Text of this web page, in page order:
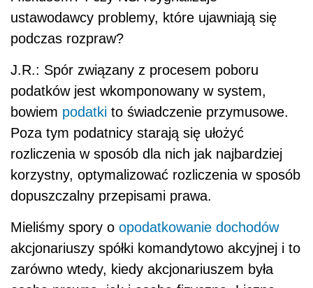
ustawodawcy problemy, które ujawniają się
podczas rozpraw?
J.R.: Spór związany z procesem poboru
podatków jest wkomponowany w system,
bowiem podatki to świadczenie przymusowe.
Poza tym podatnicy starają się ułożyć
rozliczenia w sposób dla nich jak najbardziej
korzystny, optymalizować rozliczenia w sposób
dopuszczalny przepisami prawa.
Mieliśmy spory o opodatkowanie dochodów
akcjonariuszy spółki komandytowo akcyjnej i to
zarówno wtedy, kiedy akcjonariuszem była